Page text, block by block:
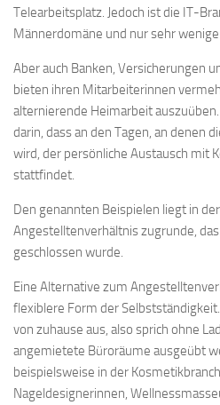
Telearbeitsplatz. Jedoch ist die IT-
Männerdomäne und nur sehr
Aber auch Banken, Versicherungen
bieten ihren Mitarbeiterinnen
alternierende Heimarbeit
darin, dass an den Tagen, an denen
wird, der persönliche Austausch mit
stattfindet.
Den genannten Beispielen liegt in
Angestelltenverhältnis zugrunde,
geschlossen wurde.
Eine Alternative zum
flexiblere Form der
von zuhause aus, also sprich ohne
angemietete Büroräume ausgeübt
beispielsweise in der
Nageldesignerinnen,